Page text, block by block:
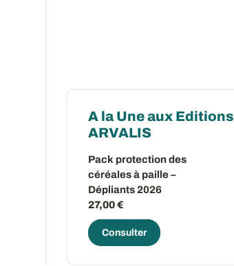
A la Une aux Editions
ARVALIS
Pack protection des
céréales à paille –
Dépliants 2026
27,00 €
Consulter